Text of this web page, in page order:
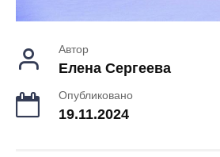
Автор
Елена Сергеева
Опубликовано
19.11.2024